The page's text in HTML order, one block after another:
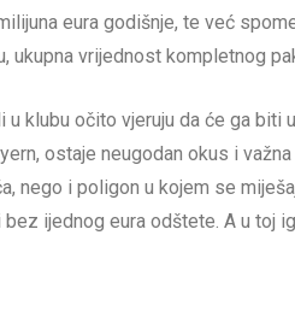
eura godišnje, te već
ukupna vrijednost kompletnog
u klubu očito vjeruju da će ga biti
ostaje neugodan okus i
nego i poligon u kojem se
ijednog eura odštete. A u toj